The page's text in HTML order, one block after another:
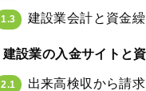
1.3 建設業会計と資金
建設業の入金サイトと
2.1 出来高検収から請